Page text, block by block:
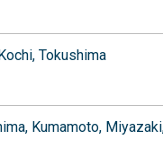
Kochi Tokushima
Kumamoto Miyazaki